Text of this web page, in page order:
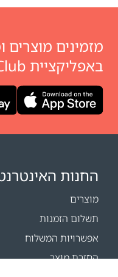
מזמינים מוצרים
באפליקציית Coral Club
החנות
מוצרים
תשלום הזמנות
אפשרויות המשלוח
החזרת מוצר